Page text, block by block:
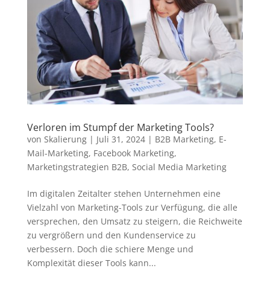
Verloren im Stumpf der Marketing Tools?
von Skalierung| Juli 31, 2024| B2B Marketing, E-
Mail-Marketing, Facebook Marketing,
Marketingstrategien B2B, Social Media Marketing
Im digitalen Zeitalter stehen Unternehmen eine
Vielzahl von Marketing-Tools zur Verfügung, die alle
versprechen, den Umsatz zu steigern, die Reichweite
zu vergrößern und den Kundenservice zu
verbessern. Doch die schiere Menge und
Komplexität dieser Tools kann...